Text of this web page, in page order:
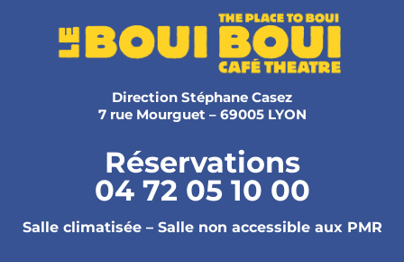
Direction Stéphane Casez
7 rue Mourguet – 69005 LYON
Réservations
04 72 05 10 00
Salle climatisée – Salle non accessible aux PMR